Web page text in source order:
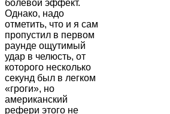
болевой эффект.
Однако, надо
отметить, что и я сам
пропустил в первом
раунде ощутимый
удар в челюсть, от
которого несколько
секунд был в легком
«гроги», но
американский
рефери этого не